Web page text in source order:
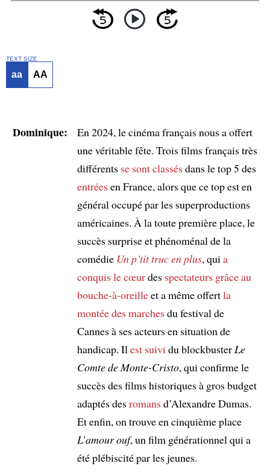
TEXT SIZE
aa AA
Dominique:
En 2024, le cinéma français nous a offert
une véritable fête. Trois films français très
différents se sont classésdans le top 5 des
entréesen France, alors que ce top est en
général occupé par les superproductions
américaines. À la toute première place, le
succès surprise et phénoménal de la
comédie Un p’tit truc en plus, qui a
conquis le cœurdes spectateurs grâce au
bouche-à-oreilleet a même offertla
montée des marchesdu festival de
Cannes à ses acteurs en situation de
handicap. Il est suivi du blockbuster Le
Comte de Monte-Cristo, qui confirme le
succès des films historiques à gros budget
adaptés desromansd’Alexandre Dumas.
Et enfin, on trouve en cinquième place
L’amour ouf, un film générationnel qui a
été plébiscité par les jeunes.